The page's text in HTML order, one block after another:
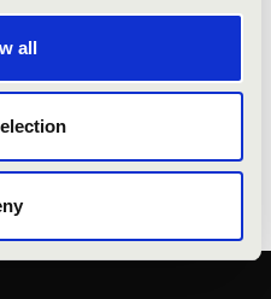
all
Énekversenyen második
el.Szabadidejében szeret